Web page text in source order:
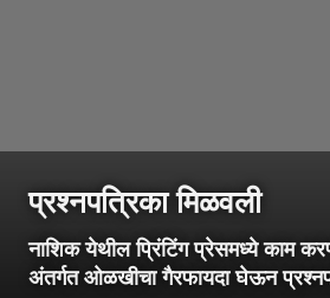
प्रश्नपत्रिका मिळवली
नाशिक येथील प्रिंटिंग प्रेसमध्ये काम
अंतर्गत ओळखीचा गैरफायदा घेऊन